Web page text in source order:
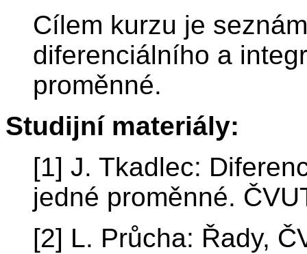
Cílem kurzu je
diferenciálního a
proměnné.
Studijní materiály:
[1] J. Tkadlec:
jedné proměnné.
[2] L. Průcha: Řady,